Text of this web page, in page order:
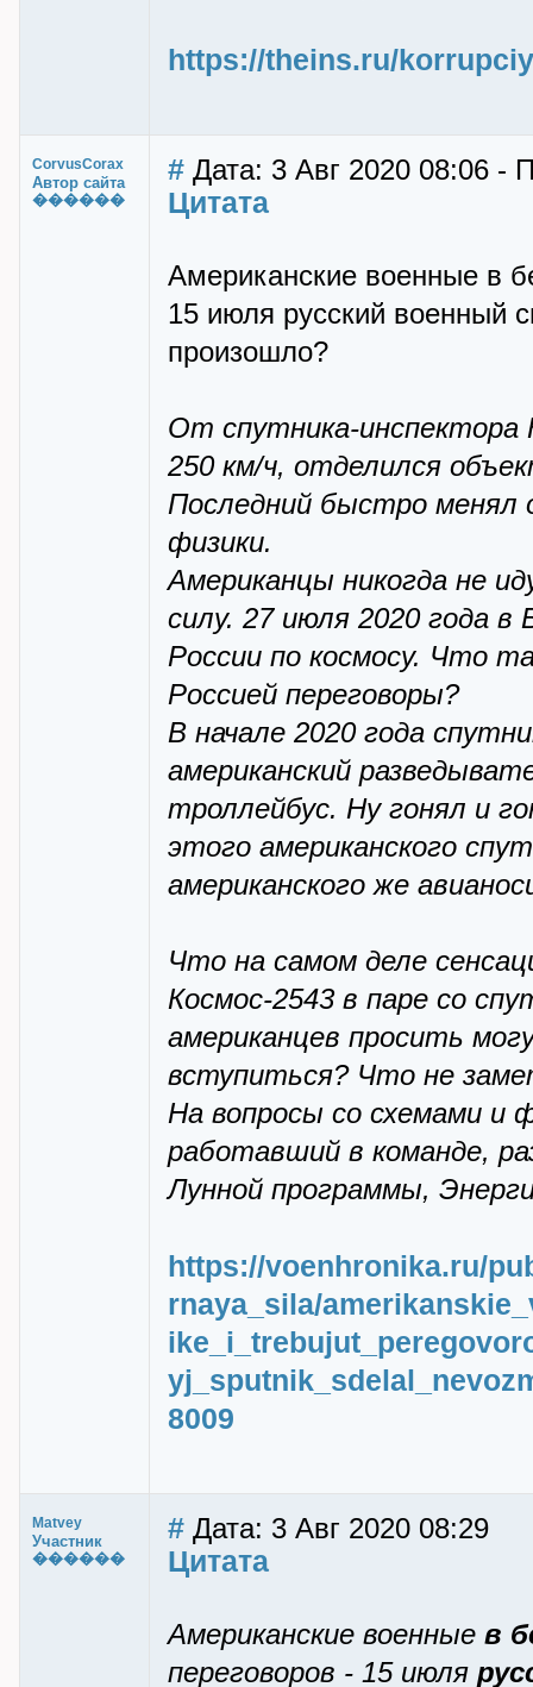
https://theins.ru/
CorvusCorax
Автор сайта
������
# Дата: 3 Авг 2020 08:06 -
Цитата
Американские военные в
15 июля русский военный
произошло?
От спутника-инспектора
250 км/ч, отделился
Последний быстро менял
физики.
Американцы никогда не
силу. 27 июля 2020 года
России по космосу. Что
Россией переговоры?
В начале 2020 года
американский
троллейбус. Ну гонял и
этого американского
американского же
Что на самом деле
Космос-2543 в паре со
американцев просить
вступиться? Что не
На вопросы со схемами и
работавший в команде,
Лунной программы,
https://voenhronika.ru/
rnaya_sila/
8009
Matvey
Участник
������
# Дата: 3 Авг 2020 08:29
Цитата
Американские военные в
переговоров - 15 июля